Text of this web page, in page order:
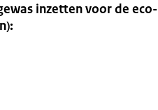
inzetten voor de eco-